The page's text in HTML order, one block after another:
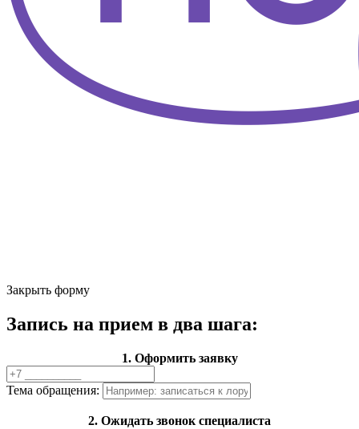
Закрыть форму
Запись на прием в два шага:
1. Оформить заявку
Тема обращения:
2. Ожидать звонок специалиста